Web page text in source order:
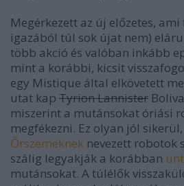
Megérkezett az új előzetes,
igazából túl sok újat nem)
több akció és valóban inkább
mint a korábbi, kicsit
egy Mistique által elkövetett
utat kap Tyrion Lannister
miszerint a mutánsokat óriási
megfékezni. Ez olyan jól
Őrszemeknek nevezett robotok
szálig legyakják a korábban
mutánsokat. A túlélők